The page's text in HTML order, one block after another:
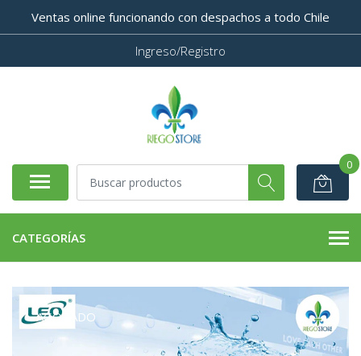
Ventas online funcionando con despachos a todo Chile
Ingreso/Registro
0
CATEGORÍAS
AGOTADO